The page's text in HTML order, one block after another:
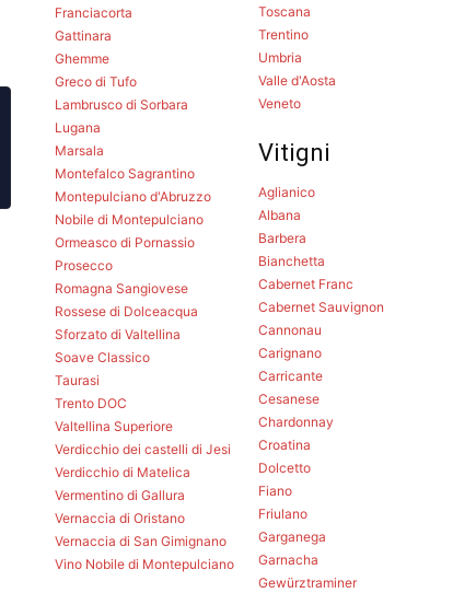
Franciacorta
Gattinara
Ghemme
Greco di Tufo
Lambrusco di Sorbara
Lugana
Marsala
Montefalco Sagrantino
Montepulciano d'Abruzzo
Nobile di Montepulciano
Ormeasco di Pornassio
Prosecco
Romagna Sangiovese
Rossese di Dolceacqua
Sforzato di Valtellina
Soave Classico
Taurasi
Trento DOC
Valtellina Superiore
Verdicchio dei castelli di Jesi
Verdicchio di Matelica
Vermentino di Gallura
Vernaccia di Oristano
Vernaccia di San Gimignano
Vino Nobile di Montepulciano
Toscana
Trentino
Umbria
Valle d'Aosta
Veneto
Vitigni
Aglianico
Albana
Barbera
Bianchetta
Cabernet Franc
Cabernet Sauvignon
Cannonau
Carignano
Carricante
Cesanese
Chardonnay
Croatina
Dolcetto
Fiano
Friulano
Garganega
Garnacha
Gewürztraminer